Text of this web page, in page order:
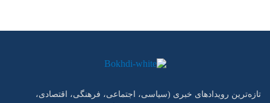
تازه‌ترین رویدادهای خبری (سیاسی، اجتماعی، فرهنگی، اقتصادی،